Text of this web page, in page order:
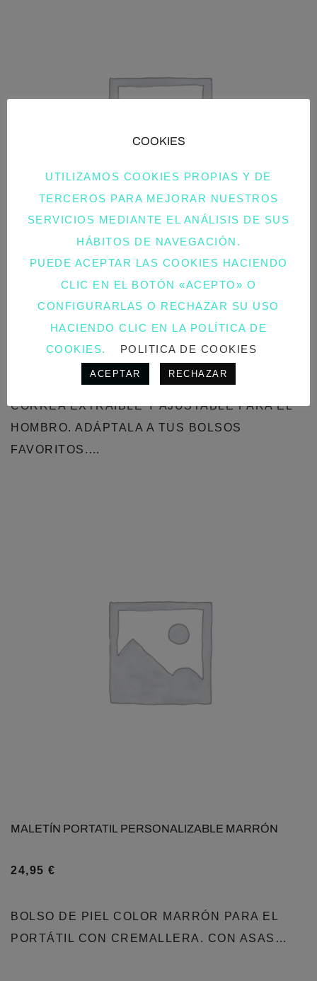
CORREA PARA BOLSO AJUSTABLE ESTAMPADO
CORREA EXTRAÍBLE Y AJUSTABLE PARA EL
HOMBRO. ADÁPTALA A TUS BOLSOS
FAVORITOS.…
MALETÍN PORTATIL PERSONALIZABLE MARRÓN
24,95 €
BOLSO DE PIEL COLOR MARRÓN PARA EL
PORTÁTIL CON CREMALLERA. CON ASAS…
COOKIES
UTILIZAMOS COOKIES PROPIAS Y DE
TERCEROS PARA MEJORAR NUESTROS
SERVICIOS MEDIANTE EL ANÁLISIS DE SUS
HÁBITOS DE NAVEGACIÓN.
PUEDE ACEPTAR LAS COOKIES HACIENDO
CLIC EN EL BOTÓN «ACEPTO» O
CONFIGURARLAS O RECHAZAR SU USO
HACIENDO CLIC EN LA POLÍTICA DE
COOKIES.
POLITICA DE COOKIES
ACEPTAR RECHAZAR